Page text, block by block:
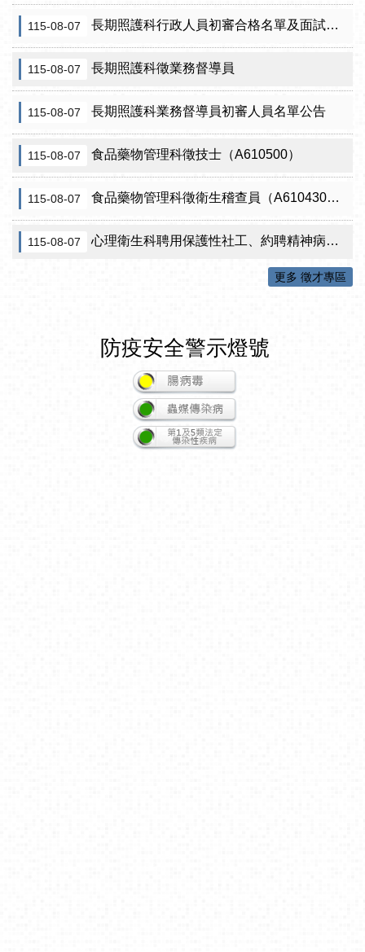
115-08-07 長期照護科行政人員初審合格名單及面試訊息公告
115-08-07 長期照護科徵業務督導員
115-08-07 長期照護科業務督導員初審人員名單公告
115-08-07 食品藥物管理科徵技士（A610500）
115-08-07 食品藥物管理科徵衛生稽查員（A610430）初審公告
115-08-07 心理衛生科聘用保護性社工、約聘精神病人社區關懷訪視員、約聘自殺關懷訪視員等5項職稱甄試結果公告
更多 徵才專區
防疫安全警示燈號